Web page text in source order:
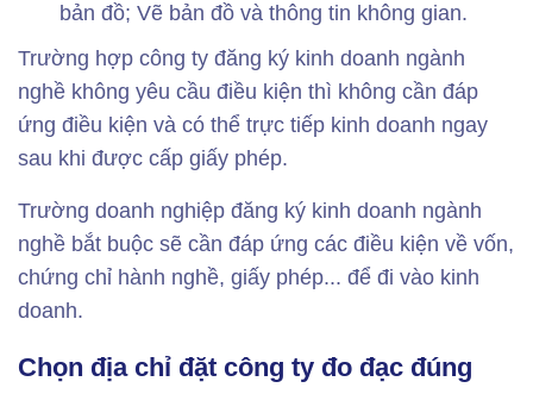
bản đồ; Vẽ bản đồ và thông tin không gian.
Trường hợp công ty đăng ký kinh doanh ngành
nghề không yêu cầu điều kiện thì không cần đáp
ứng điều kiện và có thể trực tiếp kinh doanh ngay
sau khi được cấp giấy phép.
Trường doanh nghiệp đăng ký kinh doanh ngành
nghề bắt buộc sẽ cần đáp ứng các điều kiện về vốn,
chứng chỉ hành nghề, giấy phép... để đi vào kinh
doanh.
Chọn địa chỉ đặt công ty đo đạc đúng